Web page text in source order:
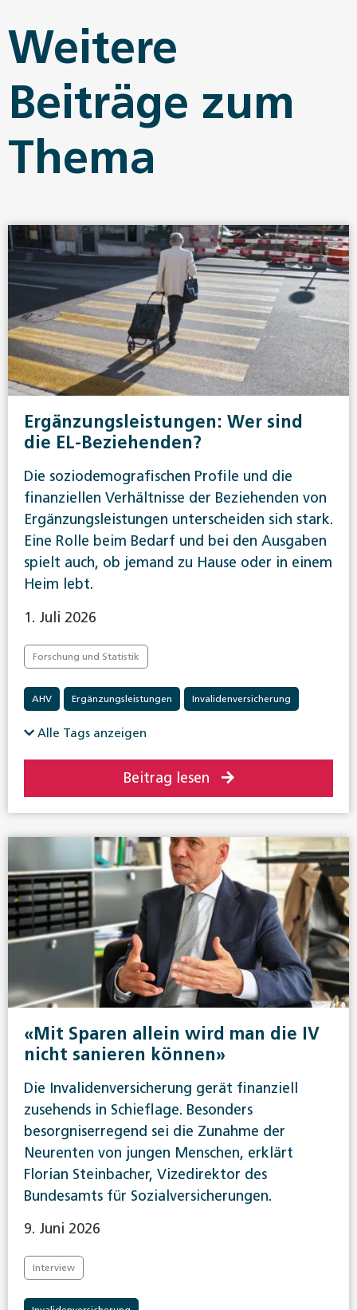
Weitere
Beiträge zum
Thema
Ergänzungsleistungen: Wer sind
die EL-Beziehenden?
Die soziodemografischen Profile und die
finanziellen Verhältnisse der Beziehenden von
Ergänzungsleistungen unterscheiden sich stark.
Eine Rolle beim Bedarf und bei den Ausgaben
spielt auch, ob jemand zu Hause oder in einem
Heim lebt.
1. Juli 2026
Forschung und Statistik
AHV Ergänzungsleistungen Invalidenversicherung
Alle Tags anzeigen
Beitrag lesen
«Mit Sparen allein wird man die IV
nicht sanieren können»
Die Invalidenversicherung gerät finanziell
zusehends in Schieflage. Besonders
besorgniserregend sei die Zunahme der
Neurenten von jungen Menschen, erklärt
Florian Steinbacher, Vizedirektor des
Bundesamts für Sozialversicherungen.
9. Juni 2026
Interview